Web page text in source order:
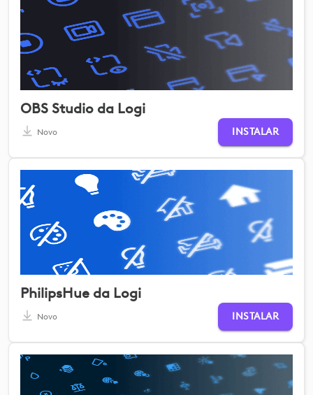
OBS Studio da Logi
Novo INSTALAR
PhilipsHue da Logi
Novo INSTALAR